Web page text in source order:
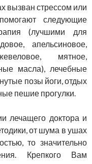
вызван стрессом или
следующие
(лучшими для
апельсиновое,
мятное,
масла), лечебные
позы йоги, отдых
пешие прогулки.
лечащего доктора и
от шума в ушах
то значительно
Крепкого Вам